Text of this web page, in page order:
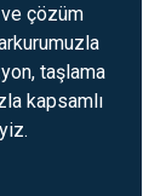
çözüm
taşlama
kapsamlı